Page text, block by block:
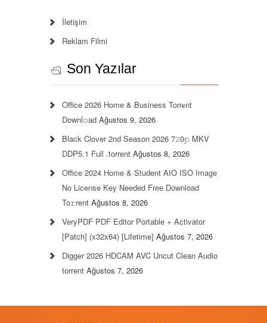
İletişim
Reklam Filmi
Son Yazılar
Office 2026 Home & Business Torr𝐞nt
Downl𝚘аd Ağustos 9, 2026
Black Clover 2nd Season 2026 7𝟸0𝚙 MKV
DDP5.1 Full .torrent Ağustos 8, 2026
Office 2024 Home & Student AIO ISO Image
No License Key Needed Frее Download
To𝚛rent Ağustos 8, 2026
VeryPDF PDF Editor Portable + Activator
[Patch] (x32x64) [Lifetime] Ağustos 7, 2026
Digger 2026 HDCAM AVC Uncut Clean Audio
torrent Ağustos 7, 2026